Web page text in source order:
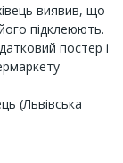
виявив, що
підклеюють.
постер і
(Львівська